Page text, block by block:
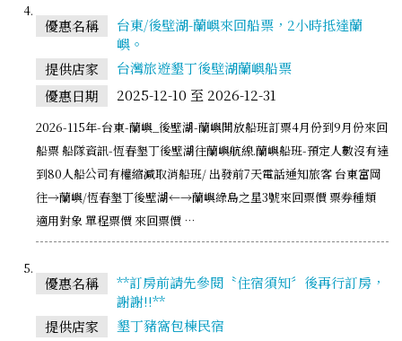
優惠名稱
台東/後壁湖-蘭嶼來回船票，2小時抵達蘭
嶼。
提供店家
台灣旅遊墾丁後壁湖蘭嶼船票
優惠日期
2025-12-10 至 2026-12-31
2026-115年-台東-蘭嶼_後壁湖-蘭嶼開放船班訂票4月份到9月份來回
船票 船隊資訊-恆春墾丁後壁湖往蘭嶼航線.蘭嶼船班-預定人數沒有達
到80人船公司有權縮減取消船班/ 出發前7天電話通知旅客 台東富岡
往→蘭嶼/恆春墾丁後壁湖←→蘭嶼綠島之星3號來回票價 票券種類
適用對象 單程票價 來回票價 …
優惠名稱
**訂房前請先參閱〝住宿須知〞後再行訂房，
謝謝!!**
提供店家
墾丁豬窩包棟民宿